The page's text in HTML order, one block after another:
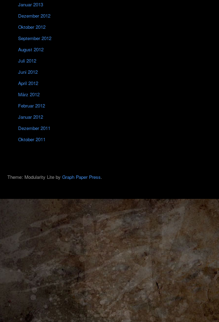
Januar 2013
Dezember 2012
Oktober 2012
September 2012
August 2012
Juli 2012
Juni 2012
April 2012
März 2012
Februar 2012
Januar 2012
Dezember 2011
Oktober 2011
Theme: Modularity Lite by Graph Paper Press.